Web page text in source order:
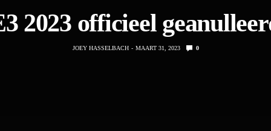
2023 officieel
JOEY HASSELBACH MAART 31, 2023 0